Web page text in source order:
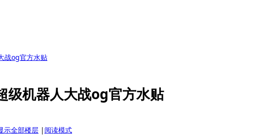
战og官方水贴
级机器人大战og官方水贴
示全部楼层 | 阅读模式